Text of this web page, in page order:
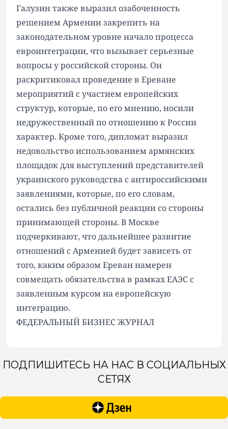
Галузин также выразил озабоченность
решением Армении закрепить на
законодательном уровне начало процесса
евроинтеграции, что вызывает серьезные
вопросы у российской стороны. Он
раскритиковал проведение в Ереване
мероприятий с участием европейских
структур, которые, по его мнению, носили
недружественный по отношению к России
характер. Кроме того, дипломат выразил
недовольство использованием армянских
площадок для выступлений представителей
украинского руководства с антироссийскими
заявлениями, которые, по его словам,
остались без публичной реакции со стороны
принимающей стороны. В Москве
подчеркивают, что дальнейшее развитие
отношений с Арменией будет зависеть от
того, каким образом Ереван намерен
совмещать обязательства в рамках ЕАЭС с
заявленным курсом на европейскую
интеграцию.
ФЕДЕРАЛЬНЫЙ БИЗНЕС ЖУРНАЛ
ПОДПИШИТЕСЬ НА НАС В СОЦИАЛЬНЫХ
СЕТЯХ